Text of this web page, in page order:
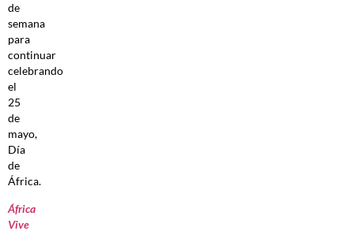
de
semana
para
continuar
celebrando
el
25
de
mayo,
Día
de
África.
África
Vive